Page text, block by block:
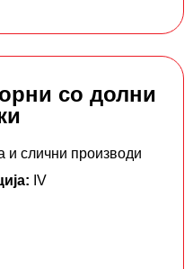
со долни
и слични производи
IV